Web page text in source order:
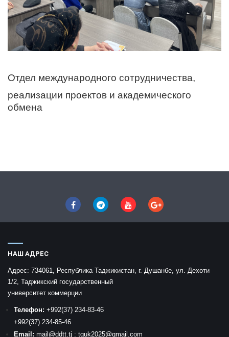
Отдел международного сотрудничества,
реализации проектов и академического
обмена
НАШ АДРЕС
Адрес: 734061, Республика Таджикистан, г. Душанбе, ул. Дехоти
1/2, Таджикский государственный
университет коммерции
Телефон: +992(37) 234-83-46
+992(37) 234-85-46
Email: mail @ddtt.tj : tguk2025@gmail.com